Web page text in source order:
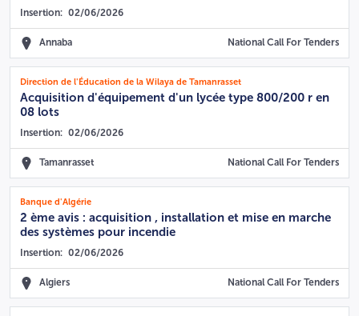
Insertion: 02/06/2026
Annaba National Call For Tenders
Direction de l'Éducation de la Wilaya de Tamanrasset
Acquisition d'équipement d'un lycée type 800/200 r en
08 lots
Insertion: 02/06/2026
Tamanrasset National Call For Tenders
Banque d'Algérie
2 ème avis : acquisition , installation et mise en marche
des systèmes pour incendie
Insertion: 02/06/2026
Algiers National Call For Tenders